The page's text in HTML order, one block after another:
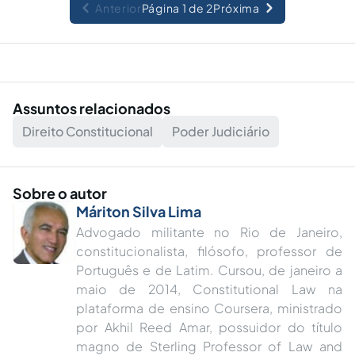
AnteriorPágina 1 de 2Próxima
Assuntos relacionados
Direito Constitucional Poder Judiciário
Sobre o autor
Máriton Silva Lima
Advogado militante no Rio de Janeiro,
constitucionalista, filósofo, professor de
Português e de Latim. Cursou, de janeiro a
maio de 2014, Constitutional Law na
plataforma de ensino Coursera, ministrado
por Akhil Reed Amar, possuidor do título
magno de Sterling Professor of Law and